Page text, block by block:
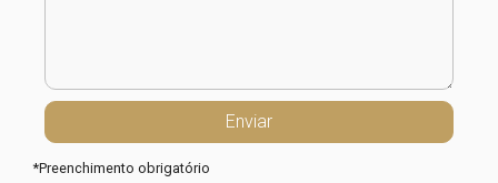
*Preenchimento obrigatório